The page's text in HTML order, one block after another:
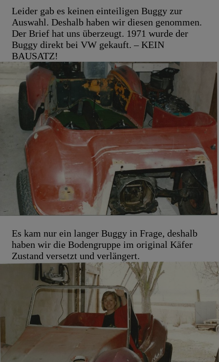
Leider gab es keinen einteiligen Buggy zur
Auswahl. Deshalb haben wir diesen genommen.
Der Brief hat uns überzeugt. 1971 wurde der
Buggy direkt bei VW gekauft. – KEIN
BAUSATZ!
Es kam nur ein langer Buggy in Frage, deshalb
haben wir die Bodengruppe im original Käfer
Zustand versetzt und verlängert.